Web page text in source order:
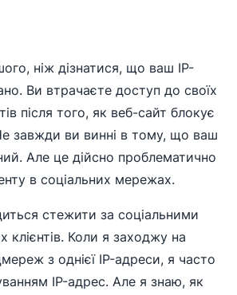
ніж дізнатися, що ваш IP-
Ви втрачаєте доступ до своїх
після того, як веб-сайт блокує
завжди ви винні в тому, що ваш
Але це дійсно проблематично
в соціальних мережах.
стежити за соціальними
клієнтів. Коли я заходжу на
з однієї IP-адреси, я часто
IP-адрес. Але я знаю, як